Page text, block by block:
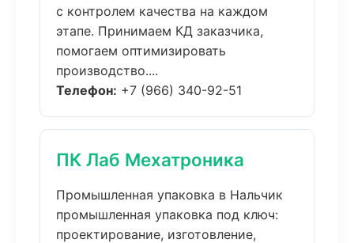
с контролем качества на каждом
этапе. Принимаем КД заказчика,
помогаем оптимизировать
производство....
Телефон: +7 (966) 340-92-51
ПК Лаб Мехатроника
Промышленная упаковка в Нальчик
промышленная упаковка под ключ:
проектирование, изготовление,